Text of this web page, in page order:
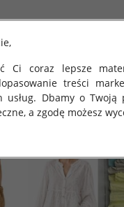
Ci coraz lepsze
treści
usług. Dbamy o
a zgodę możesz
osób fizycznych
danych oraz
o Ochronie
oraz zasadach,